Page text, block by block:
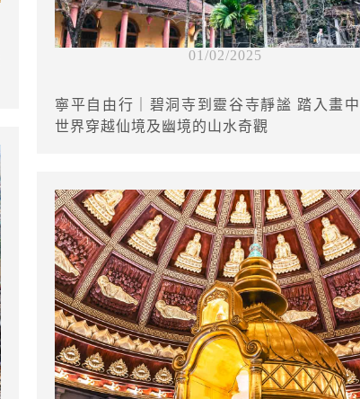
01/02/2025
寧平自由行｜碧洞寺到靈谷寺靜謐 踏入畫中
世界穿越仙境及幽境的山水奇觀